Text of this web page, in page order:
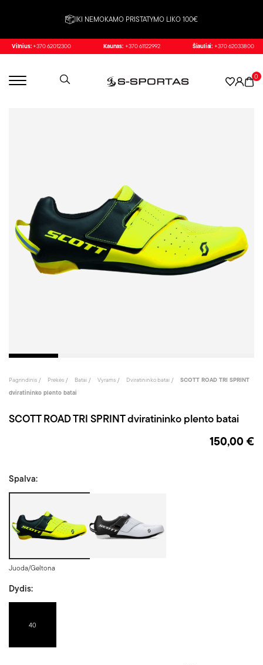
IKI NEMOKAMO PRISTATYMO LIKO 100€
Vilnius: +370 62012300 Kaunas: +370 61122992 Šiauliai: +370 62033800
0
Pagrindinis Prekės Batai Vyrams Dviratininko batai
SCOTT ROAD TRI SPRINT
dviratininko plento batai
SCOTT ROAD TRI SPRINT dviratininko plento batai
150,00 €
Spalva:
Juoda/Geltona
Dydis:
40